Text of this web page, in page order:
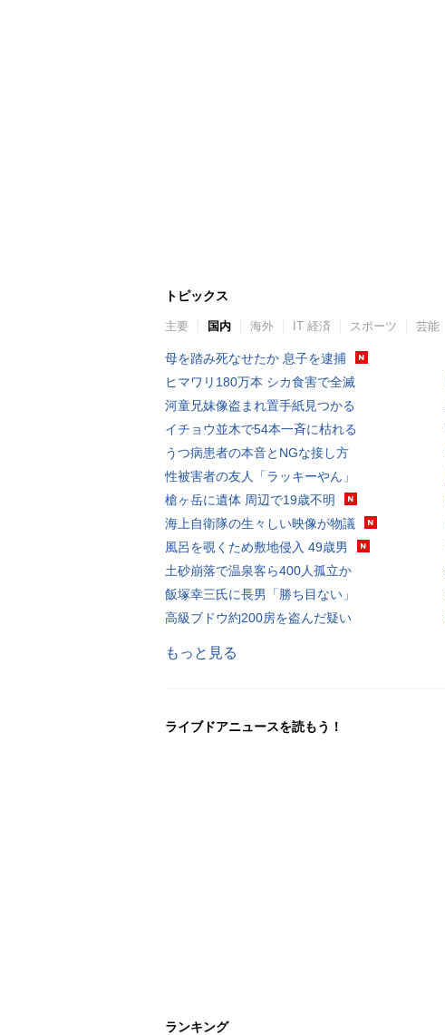
トピックス
主要 国内 海外 IT 経済 スポーツ 芸能
母を踏み死なせたか 息子を逮捕
ヒマワリ180万本 シカ食害で全滅
河童兄妹像盗まれ置手紙見つかる
イチョウ並木で54本一斉に枯れる
うつ病患者の本音とNGな接し方
性被害者の友人「ラッキーやん」
槍ヶ岳に遺体 周辺で19歳不明
海上自衛隊の生々しい映像が物議
風呂を覗くため敷地侵入 49歳男
土砂崩落で温泉客ら400人孤立か
飯塚幸三氏に長男「勝ち目ない」
高級ブドウ約200房を盗んだ疑い
もっと見る
ライブドアニュースを読もう！
ランキング